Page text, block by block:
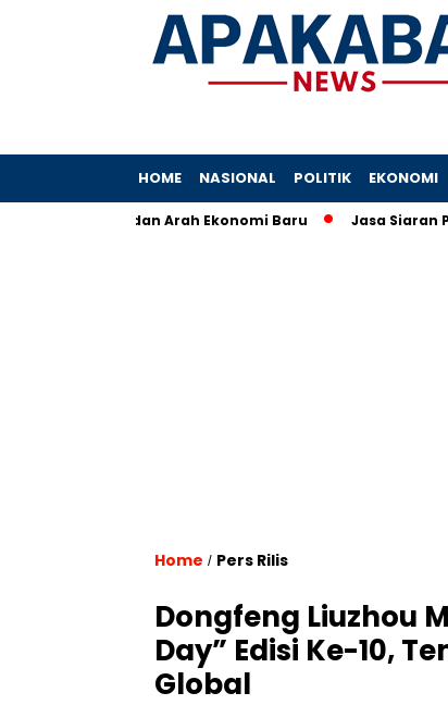
HOME NASIONAL POLITIK EKONOMI
dan Arah Ekonomi Baru Jasa Siaran Pers
Home / Pers Rilis
Dongfeng Liuzhou
Day” Edisi Ke-10,
Global